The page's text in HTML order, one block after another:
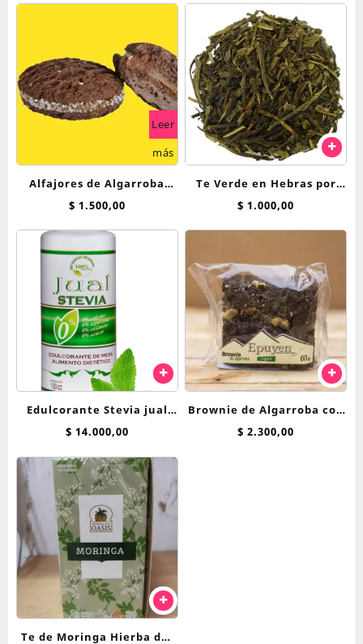
Leer
más
Alfajores de Algarroba
Breadnet con D.de Leche
$ 1.500,00
Te Verde en Hebras por
100 Grs
$ 1.000,00
Edulcorante Stevia jual
600cc liquida
$ 14.000,00
Brownie de Algarroba con
Nuez Epuyen 60 g
$ 2.300,00
Te de Moringa Hierba del